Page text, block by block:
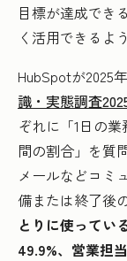
目標が達成でき
く活用できるよ
HubSpotが2025
識・実態調査
ぞれに「1日の
間の割合」を質
メールなどコミ
備または終了後
とりに使ってい
49.9%、営業担